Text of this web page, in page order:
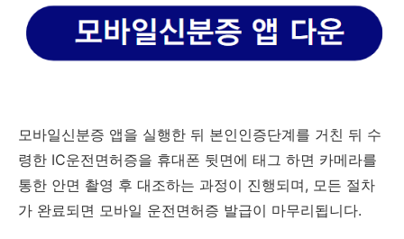
모바일신분증 앱을 실행한 뒤 본인인증단계를 거친 뒤 수
령한 IC운전면허증을 휴대폰 뒷면에 태그 하면 카메라를
통한 안면 촬영 후 대조하는 과정이 진행되며, 모든 절차
가 완료되면 모바일 운전면허증 발급이 마무리됩니다.